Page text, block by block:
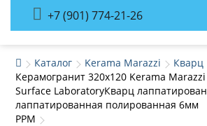
+7 (901) 774-21-26
Каталог Kerama Marazzi
Кварц
Керамогранит 320x120 Kerama Marazzi
Surface LaboratoryКварц
лаппатированная полированная 6мм
PPM